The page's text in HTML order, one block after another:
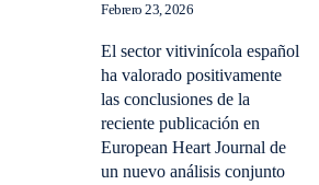
Febrero 23, 2026
El sector vitivinícola español
ha valorado positivamente
las conclusiones de la
reciente publicación en
European Heart Journal de
un nuevo análisis conjunto